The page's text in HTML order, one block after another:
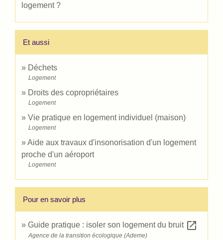
logement ?
Et aussi
Déchets
Logement
Droits des copropriétaires
Logement
Vie pratique en logement individuel (maison)
Logement
Aide aux travaux d'insonorisation d'un logement
proche d'un aéroport
Logement
Pour en savoir plus
Guide pratique : isoler son logement du bruit open_in_new
Agence de la transition écologique (Ademe)